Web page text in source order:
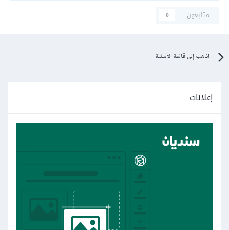
متابعون
0
اذهب إلى قائمة الأسئلة
إعلانات